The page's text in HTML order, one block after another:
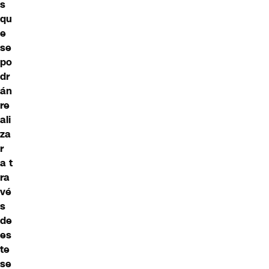
s
qu
e
se
po
dr
án
re
ali
za
r
a t
ra
vé
s
de
es
te
se